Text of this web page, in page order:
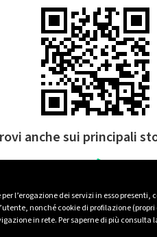
l’erogazione dei servizi in esso presenti,
nonché cookie di profilazione
in rete. Per saperne di più consulta
anche sui principali